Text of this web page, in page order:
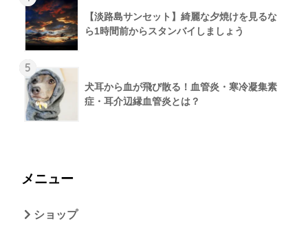
【淡路島サンセット】綺麗な夕焼けを見るな
ら1時間前からスタンバイしましょう
5
犬耳から血が飛び散る！血管炎・寒冷凝集素
症・耳介辺縁血管炎とは？
メニュー
ショップ